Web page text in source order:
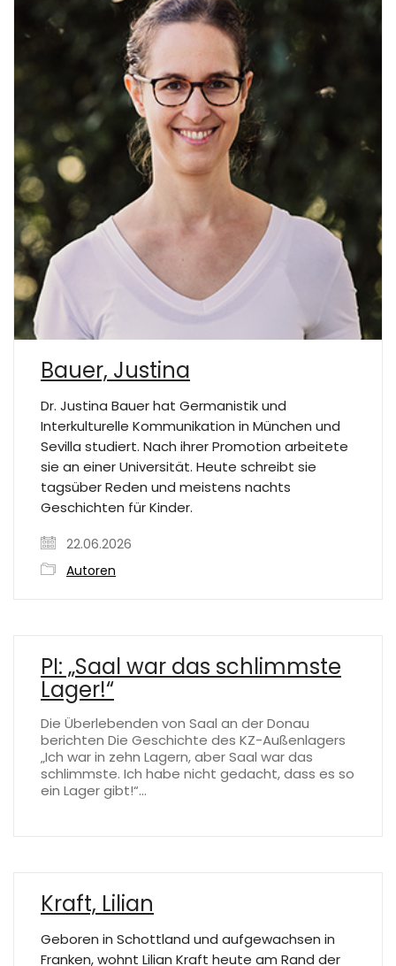
Bauer, Justina
Dr. Justina Bauer hat Germanistik und
Interkulturelle Kommunikation in München und
Sevilla studiert. Nach ihrer Promotion arbeitete
sie an einer Universität. Heute schreibt sie
tagsüber Reden und meistens nachts
Geschichten für Kinder.
22.06.2026
Autoren
PI: „Saal war das schlimmste
Lager!“
Die Überlebenden von Saal an der Donau
berichten Die Geschichte des KZ-Außenlagers
„Ich war in zehn Lagern, aber Saal war das
schlimmste. Ich habe nicht gedacht, dass es so
ein Lager gibt!“…
Kraft, Lilian
Geboren in Schottland und aufgewachsen in
Franken, wohnt Lilian Kraft heute am Rand der